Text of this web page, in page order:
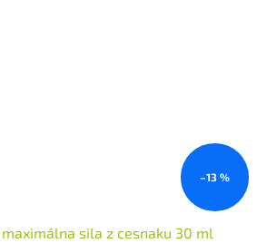
–13 %
sila z cesnaku 30 ml